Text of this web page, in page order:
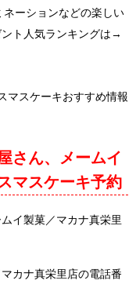
ーションなどの楽しい
ト人気ランキングは→
マスケーキおすすめ情報
さん、メームイ
マスケーキ予約
ムイ製菓／マカナ真栄里
カナ真栄里店の電話番